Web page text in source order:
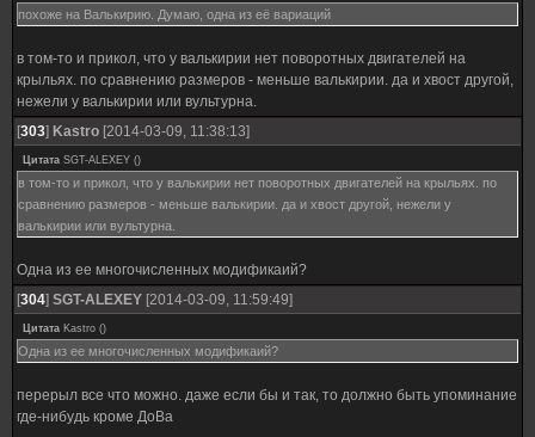
похоже на Валькирию. Думаю, одна из её вариаций
в том-то и прикол, что у валькирии нет поворотных двигателей на
крыльях. по сравнению размеров - меньше валькирии. да и хвост другой,
нежели у валькирии или вультурна.
[303] Kastro [2014-03-09, 11:38:13]
Цитата SGT-ALEXEY ()
в том-то и прикол, что у валькирии нет поворотных двигателей на крыльях. по
сравнению размеров - меньше валькирии. да и хвост другой, нежели у
валькирии или вультурна.
Одна из ее многочисленных модификаий?
[304] SGT-ALEXEY [2014-03-09, 11:59:49]
Цитата Kastro ()
Одна из ее многочисленных модификаий?
перерыл все что можно. даже если бы и так, то должно быть упоминание
где-нибудь кроме ДоВа